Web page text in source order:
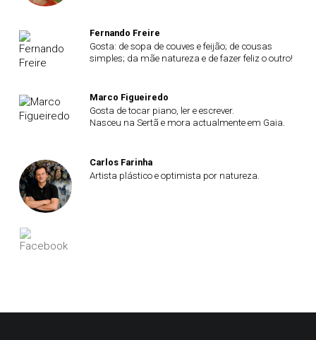
Fernando Freire
Gosta: de sopa de couves e feijão; de cousas
simples; da mãe natureza e de fazer feliz o outro!
Marco Figueiredo
Gosta de tocar piano, ler e escrever.
Nasceu na Sertã e mora actualmente em Gaia.
Carlos Farinha
Artista plástico e optimista por natureza.